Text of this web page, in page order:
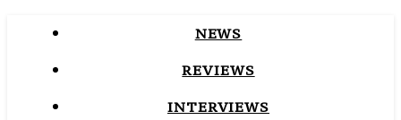
NEWS
REVIEWS
INTERVIEWS